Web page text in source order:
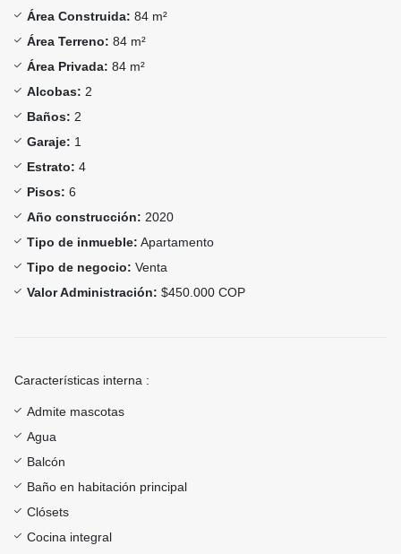
Área Construida: 84 m²
Área Terreno: 84 m²
Área Privada: 84 m²
Alcobas: 2
Baños: 2
Garaje: 1
Estrato: 4
Pisos: 6
Año construcción: 2020
Tipo de inmueble: Apartamento
Tipo de negocio: Venta
Valor Administración: $450.000 COP
Características interna :
Admite mascotas
Agua
Balcón
Baño en habitación principal
Clósets
Cocina integral